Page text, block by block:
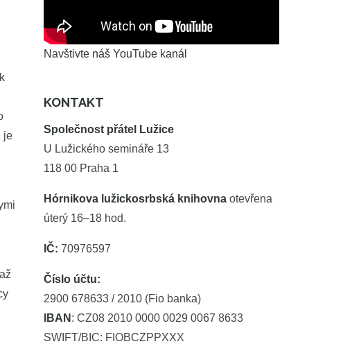
je
Navštivte náš YouTube kanál
KONTAKT
Společnost přátel Lužice
U Lužického semináře 13
118 00 Praha 1
Hórnikova lužickosrbská knihovna otevřena
úterý 16–18 hod.
IČ: 70976597
Číslo účtu:
2900 678633 / 2010 (Fio banka)
IBAN : CZ08 2010 0000 0029 0067 8633
SWIFT/BIC: FIOBCZPPXXX